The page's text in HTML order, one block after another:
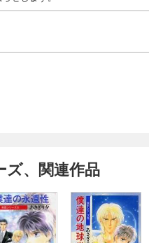
、関連作品